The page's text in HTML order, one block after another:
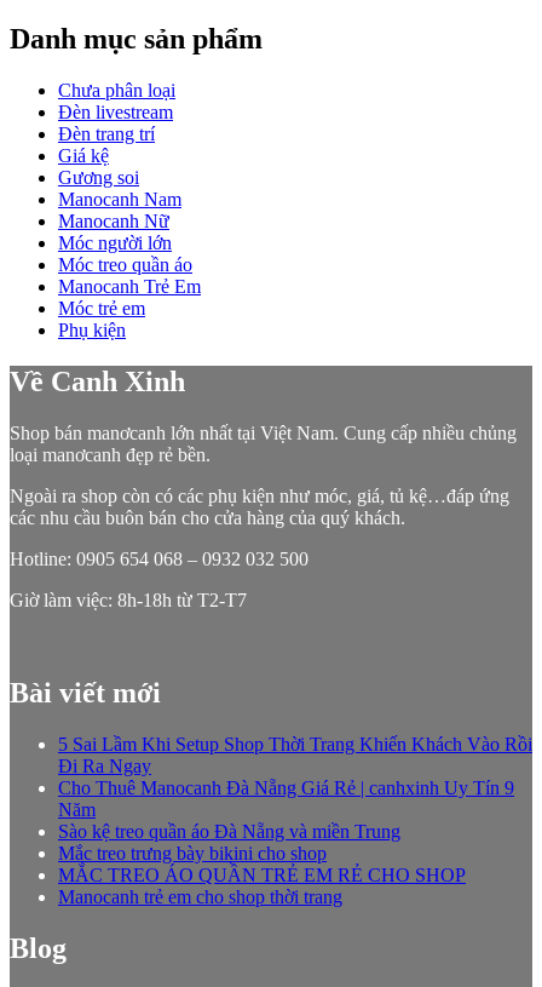
Danh mục sản phẩm
Chưa phân loại
Đèn livestream
Đèn trang trí
Giá kệ
Gương soi
Manocanh Nam
Manocanh Nữ
Móc người lớn
Móc treo quần áo
Manocanh Trẻ Em
Móc trẻ em
Phụ kiện
Về Canh Xinh
Shop bán manơcanh lớn nhất tại Việt Nam. Cung cấp nhiều chủng
loại manơcanh đẹp rẻ bền.
Ngoài ra shop còn có các phụ kiện như móc, giá, tủ kệ…đáp ứng
các nhu cầu buôn bán cho cửa hàng của quý khách.
Hotline: 0905 654 068 – 0932 032 500
Giờ làm việc: 8h-18h từ T2-T7
Bài viết mới
5 Sai Lầm Khi Setup Shop Thời Trang Khiến Khách Vào Rồi
Đi Ra Ngay
Cho Thuê Manocanh Đà Nẵng Giá Rẻ | canhxinh Uy Tín 9
Năm
Sào kệ treo quần áo Đà Nẵng và miền Trung
Mắc treo trưng bày bikini cho shop
MẮC TREO ÁO QUẦN TRẺ EM RẺ CHO SHOP
Manocanh trẻ em cho shop thời trang
Blog